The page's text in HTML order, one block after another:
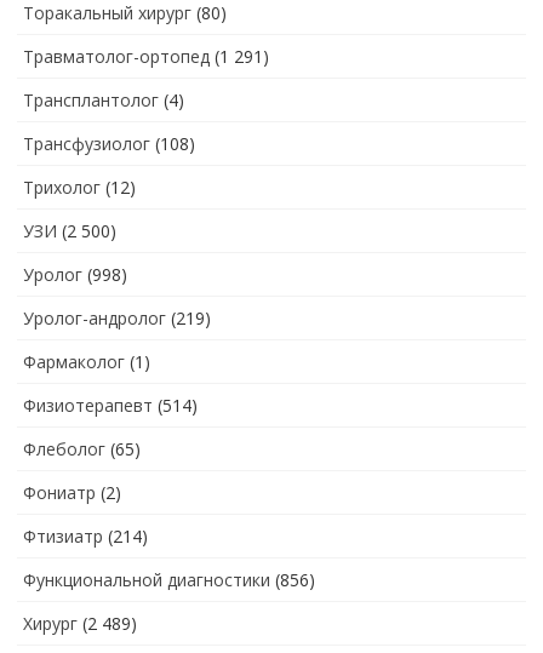
Торакальный хирург (80)
Травматолог-ортопед (1 291)
Трансплантолог (4)
Трансфузиолог (108)
Трихолог (12)
УЗИ (2 500)
Уролог (998)
Уролог-андролог (219)
Фармаколог (1)
Физиотерапевт (514)
Флеболог (65)
Фониатр (2)
Фтизиатр (214)
Функциональной диагностики (856)
Хирург (2 489)